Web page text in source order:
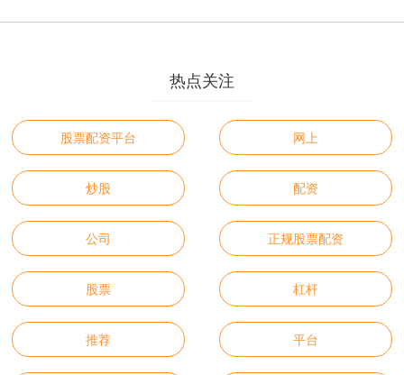
热点关注
股票配资平台 网上
炒股 配资
公司 正规股票配资
股票 杠杆
推荐 平台